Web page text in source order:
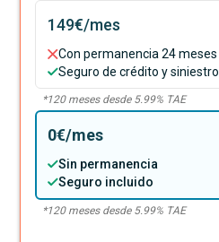
149€/mes
Con permanencia 24 meses
Seguro de crédito y siniestro
*120meses desde 5.99% TAE
0€/mes
Sin permanencia
Seguro incluido
*120meses desde 5.99% TAE